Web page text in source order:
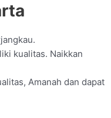
kualitas. Naikkan
Amanah dan dapat